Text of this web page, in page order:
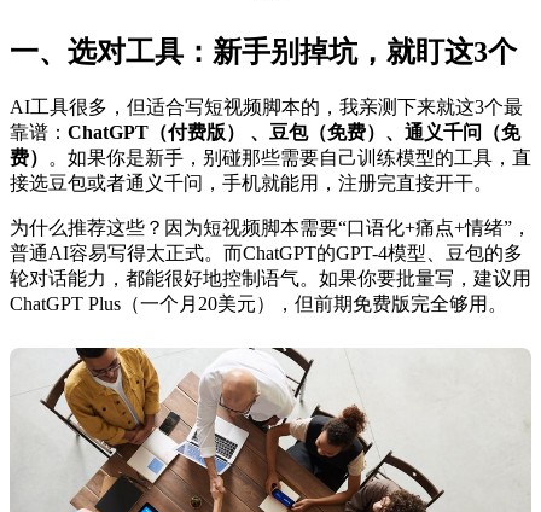
一、选对工具：新手别掉坑，就盯这3个
AI工具很多，但适合写短视频脚本的，我亲测下来就这3个最
靠谱： ChatGPT（付费版） 、豆包（免费）、通义千问（免
费）
。如果你是新手，别碰那些需要自己训练模型的工具，直
接选豆包或者通义千问，手机就能用，注册完直接开干。
为什么推荐这些？因为短视频脚本需要“口语化+痛点+情绪”，
普通AI容易写得太正式。而ChatGPT的GPT-4模型、豆包的多
轮对话能力，都能很好地控制语气。如果你要批量写，建议用
ChatGPT Plus（一个月20美元），但前期免费版完全够用。